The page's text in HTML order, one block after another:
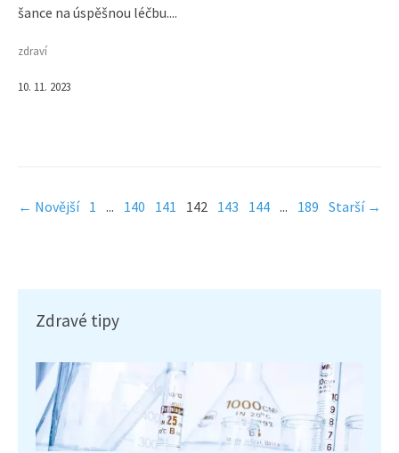
šance na úspěšnou léčbu....
zdraví
10. 11. 2023
← Novější 1 ... 140 141 142 143 144 ... 189 Starší →
Zdravé tipy